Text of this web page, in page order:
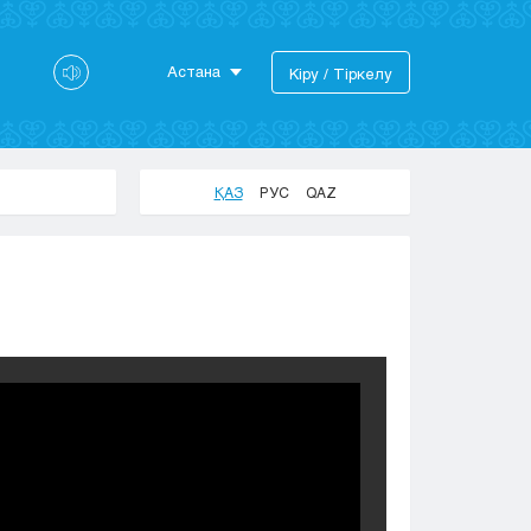
Астана
Актобе
Костанай
Кіру / Тіркелу
ҚАЗ РУС QAZ